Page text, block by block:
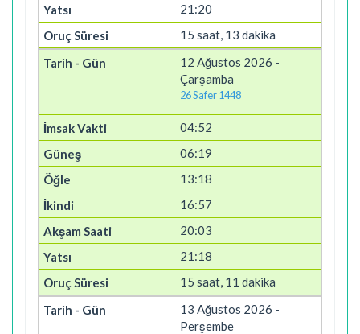
21:20
15 saat, 13 dakika
12 Ağustos 2026 -
Çarşamba
26 Safer 1448
04:52
06:19
13:18
16:57
20:03
21:18
15 saat, 11 dakika
13 Ağustos 2026 -
Perşembe